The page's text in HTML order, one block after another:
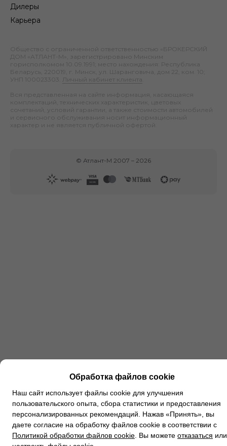
Дилеры
Карьера
Общество с ограниченной ответственностью «БРОКЕРСКИЙ
ДОМ «АТЛАНТ-М», зарегистрировано Минским
горисполкомом 10.09.1991; место нахождения: Республика
Беларусь, 220019, г. Минск, ул. Шаранговича, дом 22, ком. 10;
УНП 100023303.
Личный кабинет клиента
Вся представленная на сайте информация, касающаяся
комплектаций, технических характеристик, цветовых
сочетаний, условий гарантии, а также стоимости автомобилей
и сервисного обслуживания носит информационный
характер и не является публичной офертой.
© Атлант-М 2007 – 2026
Обработка файлов cookie
Наш сайт использует файлы cookie для улучшения
пользовательского опыта, сбора статистики и предоставления
персонализированных рекомендаций. Нажав «Принять», вы
даете согласие на обработку файлов cookie в соответствии с
Политикой обработки файлов cookie . Вы можете отказаться или